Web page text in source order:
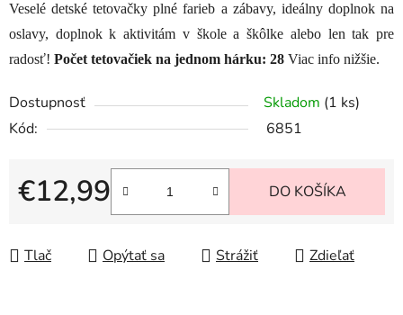
Veselé detské tetovačky plné farieb a zábavy, ideálny doplnok na
oslavy, doplnok k aktivitám v škole a škôlke alebo len tak pre
radosť! Počet tetovačiek na jednom hárku: 28 Viac info nižšie.
Dostupnosť Skladom (1 ks)
Kód:
6851
€12,99
Jednotková cena:
DO KOŠÍKA
Tlač Opýtať sa Strážiť Zdieľať